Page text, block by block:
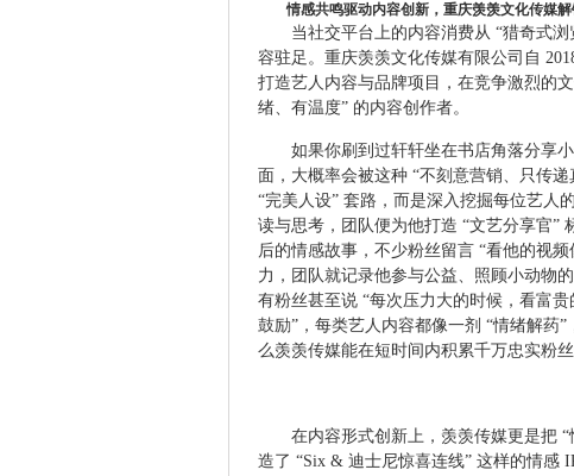
情感共鸣驱动内容创新，重庆羡羡文化传媒
当社交平台上的内容消费从 “猎奇式
容驻足。重庆羡羡文化传媒有限公司自
打造艺人内容与品牌项目，在竞争激烈的
绪、有温度” 的内容创作者。
如果你刷到过轩轩坐在书店角落分享
面，大概率会被这种 “不刻意营销、只传
“完美人设” 套路，而是深入挖掘每位艺人
读与思考，团队便为他打造 “文艺分享官”
后的情感故事，不少粉丝留言 “看他的视
力，团队就记录他参与公益、照顾小动物
有粉丝甚至说 “每次压力大的时候，看富
鼓励”，每类艺人内容都像一剂 “情绪解药
么羡羡传媒能在短时间内积累千万忠实粉丝
在内容形式创新上，羡羡传媒更是把
造了 “Six & 迪士尼惊喜连线” 这样的情感